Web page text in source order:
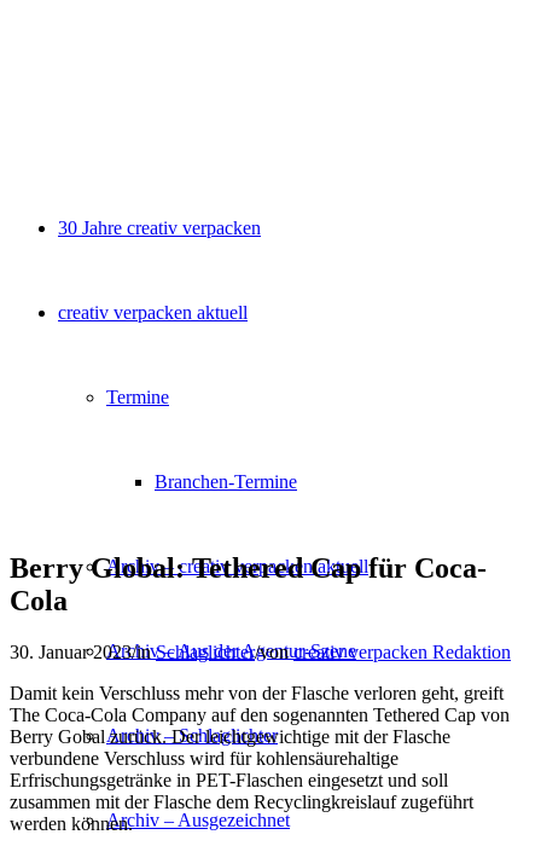
30 Jahre creativ verpacken
creativ verpacken aktuell
Termine
Branchen-Termine
Archiv – creativ verpacken aktuell
Archiv – Aus der Agentur-Szene
Archiv – Schlaglichter
Archiv – Ausgezeichnet
Berry Global: Tethered Cap für Coca-
Cola
30. Januar 2023/inSchlaglichter/voncreativ verpacken Redaktion
Damit kein Verschluss mehr von der Flasche verloren geht, greift
The Coca-Cola Company auf den sogenannten Tethered Cap von
Berry Gobal zurück. Der leichtgewichtige mit der Flasche
verbundene Verschluss wird für kohlensäurehaltige
Erfrischungsgetränke in PET-Flaschen eingesetzt und soll
zusammen mit der Flasche dem Recyclingkreislauf zugeführt
werden können.